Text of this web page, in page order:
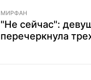
МИРФАН
"Не сейчас":
перечеркнула